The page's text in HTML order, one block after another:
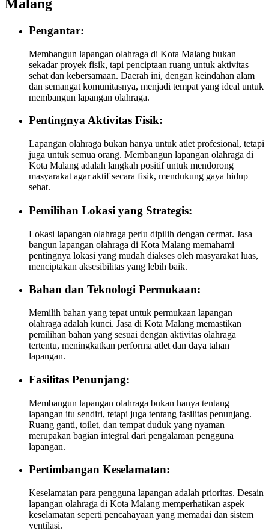
Malang
Pengantar:
Membangun lapangan olahraga di Kota Malang bukan
sekadar proyek fisik, tapi penciptaan ruang untuk aktivitas
sehat dan kebersamaan. Daerah ini, dengan keindahan alam
dan semangat komunitasnya, menjadi tempat yang ideal untuk
membangun lapangan olahraga.
Pentingnya Aktivitas Fisik:
Lapangan olahraga bukan hanya untuk atlet profesional, tetapi
juga untuk semua orang. Membangun lapangan olahraga di
Kota Malang adalah langkah positif untuk mendorong
masyarakat agar aktif secara fisik, mendukung gaya hidup
sehat.
Pemilihan Lokasi yang Strategis:
Lokasi lapangan olahraga perlu dipilih dengan cermat. Jasa
bangun lapangan olahraga di Kota Malang memahami
pentingnya lokasi yang mudah diakses oleh masyarakat luas,
menciptakan aksesibilitas yang lebih baik.
Bahan dan Teknologi Permukaan:
Memilih bahan yang tepat untuk permukaan lapangan
olahraga adalah kunci. Jasa di Kota Malang memastikan
pemilihan bahan yang sesuai dengan aktivitas olahraga
tertentu, meningkatkan performa atlet dan daya tahan
lapangan.
Fasilitas Penunjang:
Membangun lapangan olahraga bukan hanya tentang
lapangan itu sendiri, tetapi juga tentang fasilitas penunjang.
Ruang ganti, toilet, dan tempat duduk yang nyaman
merupakan bagian integral dari pengalaman pengguna
lapangan.
Pertimbangan Keselamatan:
Keselamatan para pengguna lapangan adalah prioritas. Desain
lapangan olahraga di Kota Malang memperhatikan aspek
keselamatan seperti pencahayaan yang memadai dan sistem
ventilasi.